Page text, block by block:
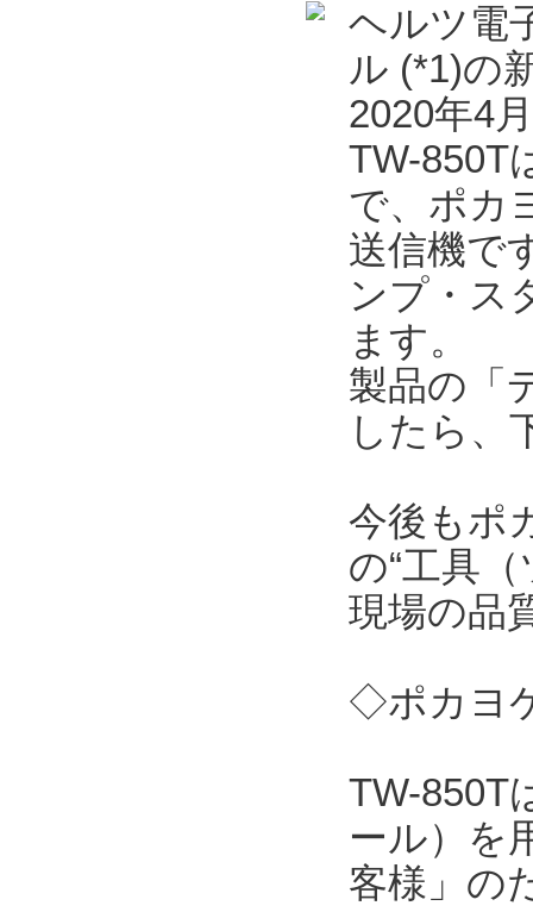
ヘルツ電
ル (*1)の
2020年4
TW-850T
で、ポカ
送信機で
ンプ・ス
ます。
製品の「
したら、
今後もポ
の“工具
現場の品
◇ポカヨ
TW-850T
ール）を
客様」の